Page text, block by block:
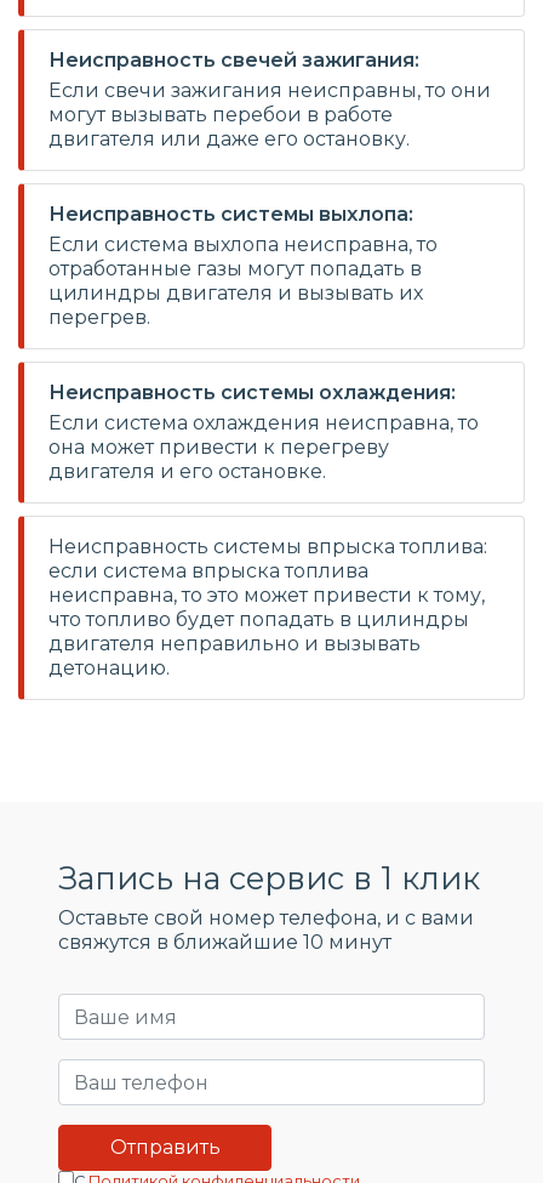
Неисправность свечей зажигания:
Если свечи зажигания неисправны, то они
могут вызывать перебои в работе
двигателя или даже его остановку.
Неисправность системы выхлопа:
Если система выхлопа неисправна, то
отработанные газы могут попадать в
цилиндры двигателя и вызывать их
перегрев.
Неисправность системы охлаждения:
Если система охлаждения неисправна, то
она может привести к перегреву
двигателя и его остановке.
Неисправность системы впрыска топлива:
если система впрыска топлива
неисправна, то это может привести к тому,
что топливо будет попадать в цилиндры
двигателя неправильно и вызывать
детонацию.
Запись на сервис в 1 клик
Оставьте свой номер телефона, и c вами
свяжутся в ближайшие 10 минут